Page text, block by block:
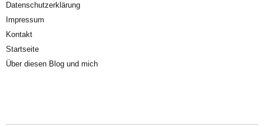
Datenschutzerklärung
Impressum
Kontakt
Startseite
Über diesen Blog und mich